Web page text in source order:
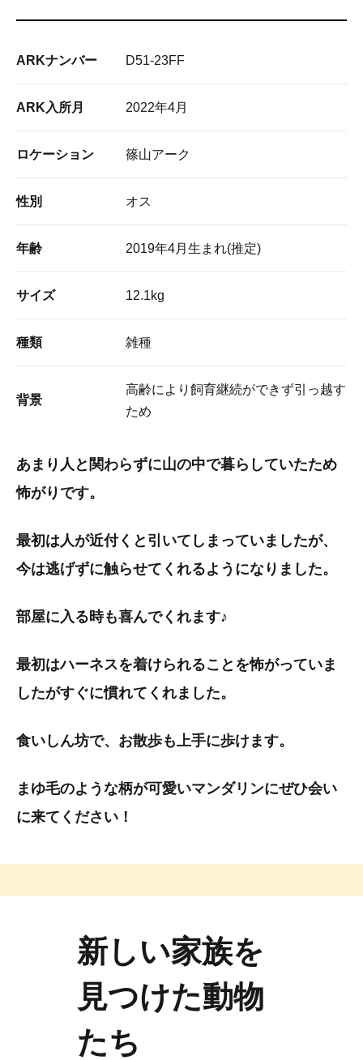
ARKナンバー D51-23FF
ARK入所月 2022年4月
ロケーション 篠山アーク
性別 オス
年齢 2019年4月生まれ(推定)
サイズ 12.1kg
種類 雑種
背景
高齢により飼育継続ができず引っ越す
ため
あまり人と関わらずに山の中で暮らしていたため
怖がりです。
最初は人が近付くと引いてしまっていましたが、
今は逃げずに触らせてくれるようになりました。
部屋に入る時も喜んでくれます♪
最初はハーネスを着けられることを怖がっていま
したがすぐに慣れてくれました。
食いしん坊で、お散歩も上手に歩けます。
まゆ毛のような柄が可愛いマンダリンにぜひ会い
に来てください！
新しい家族を
見つけた動物
たち